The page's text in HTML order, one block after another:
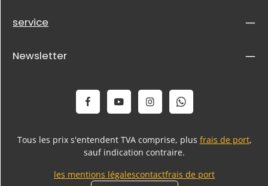
service
Newsletter
Tous les prix s'entendent TVA comprise, plus frais de port,
sauf indication contraire.
les mentions légalescontactfrais de port